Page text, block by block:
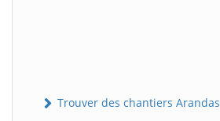
Trouver des chantiers Arandas